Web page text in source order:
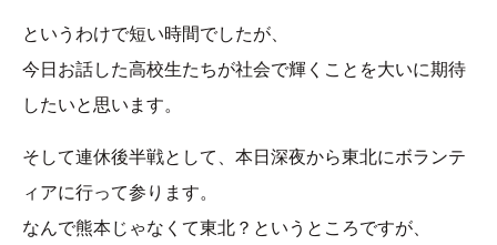
というわけで短い時間でしたが、
今日お話した高校生たちが社会で輝くことを大いに期待
したいと思います。
そして連休後半戦として、本日深夜から東北にボランテ
ィアに行って参ります。
なんで熊本じゃなくて東北？というところですが、